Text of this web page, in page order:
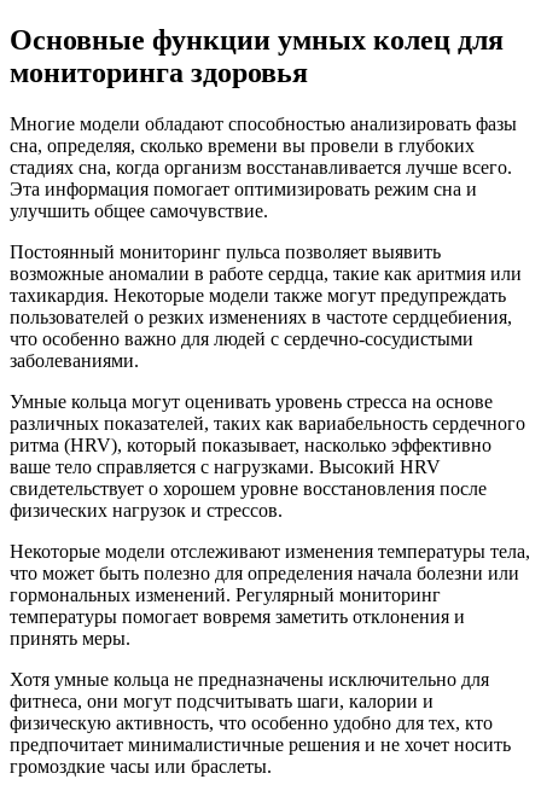
Основные функции умных колец для
мониторинга здоровья
Многие модели обладают способностью анализировать фазы
сна, определяя, сколько времени вы провели в глубоких
стадиях сна, когда организм восстанавливается лучше всего.
Эта информация помогает оптимизировать режим сна и
улучшить общее самочувствие.
Постоянный мониторинг пульса позволяет выявить
возможные аномалии в работе сердца, такие как аритмия или
тахикардия. Некоторые модели также могут предупреждать
пользователей о резких изменениях в частоте сердцебиения,
что особенно важно для людей с сердечно-сосудистыми
заболеваниями.
Умные кольца могут оценивать уровень стресса на основе
различных показателей, таких как вариабельность сердечного
ритма (HRV), который показывает, насколько эффективно
ваше тело справляется с нагрузками. Высокий HRV
свидетельствует о хорошем уровне восстановления после
физических нагрузок и стрессов.
Некоторые модели отслеживают изменения температуры тела,
что может быть полезно для определения начала болезни или
гормональных изменений. Регулярный мониторинг
температуры помогает вовремя заметить отклонения и
принять меры.
Хотя умные кольца не предназначены исключительно для
фитнеса, они могут подсчитывать шаги, калории и
физическую активность, что особенно удобно для тех, кто
предпочитает минималистичные решения и не хочет носить
громоздкие часы или браслеты.